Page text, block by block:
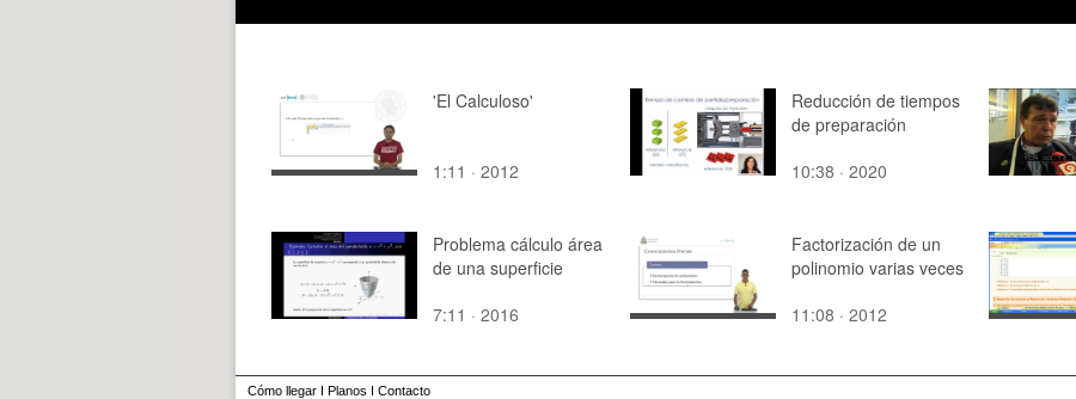
'El Calculoso'
1:11 · 2012
Reducción de tiempos
de preparación
10:38 · 2020
Problema cálculo área
de una superficie
7:11 · 2016
Factorización de un
polinomio varias veces
11:08 · 2012
Cómo llegar I Planos I Contacto